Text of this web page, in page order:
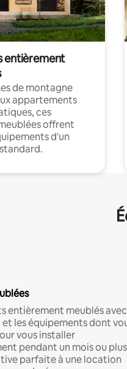
entièrement
de montagne
appartements
ces
offrent
d'un
entièrement meublés
les équipements dont
vous installer
pendant un mois ou
parfaite à une location